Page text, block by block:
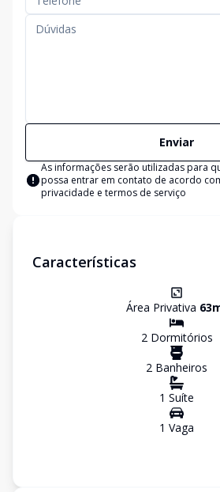
Enviar
As informações serão utilizadas para
possa entrar em contato de acordo
privacidade e termos de serviço
Características
Área Privativa 63
2Dormitórios
2 Banheiros
1 Suíte
1 Vaga